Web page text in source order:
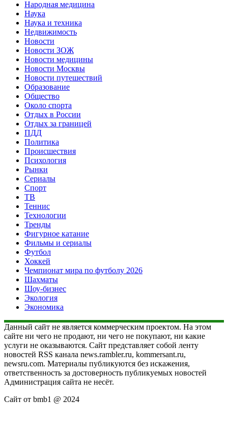
Народная медицина
Наука
Наука и техника
Недвижимость
Новости
Новости ЗОЖ
Новости медицины
Новости Москвы
Новости путешествий
Образование
Общество
Около спорта
Отдых в России
Отдых за границей
ПДД
Политика
Происшествия
Психология
Рынки
Сериалы
Спорт
ТВ
Теннис
Технологии
Тренды
Фигурное катание
Фильмы и сериалы
Футбол
Хоккей
Чемпионат мира по футболу 2026
Шахматы
Шоу-бизнес
Экология
Экономика
Данный сайт не является коммерческим проектом. На этом
сайте ни чего не продают, ни чего не покупают, ни какие
услуги не оказываются. Сайт представляет собой ленту
новостей RSS канала news.rambler.ru, kommersant.ru,
newsru.com. Материалы публикуются без искажения,
ответственность за достоверность публикуемых новостей
Администрация сайта не несёт.
Сайт от bmb1 @ 2024